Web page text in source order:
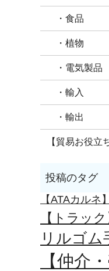
・食品
・植物
・電気製品
・輸入
・輸出
【貿易お役立
【ATAカルネ】
【トラック
リルゴム
【仲介